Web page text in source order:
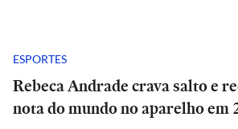
ESPORTES
Rebeca Andrade crava salto e
nota do mundo no aparelho em